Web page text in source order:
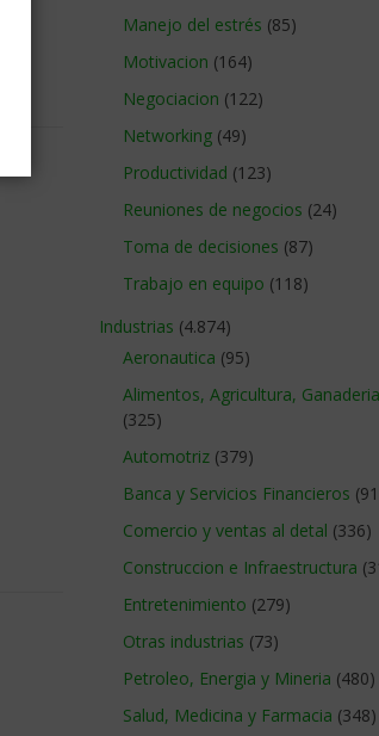
Manejo del estrés (85)
Motivacion (164)
Negociacion (122)
Networking (49)
Productividad (123)
Reuniones de negocios (24)
Toma de decisiones (87)
Trabajo en equipo (118)
Industrias (4.874)
Aeronautica (95)
Alimentos, Agricultura,
(325)
Automotriz (379)
Banca y Servicios Financieros
Comercio y ventas al detal (336)
Construccion e Infraestructura
Entretenimiento (279)
Otras industrias (73)
Petroleo, Energia y Mineria (480)
Salud, Medicina y Farmacia (348)